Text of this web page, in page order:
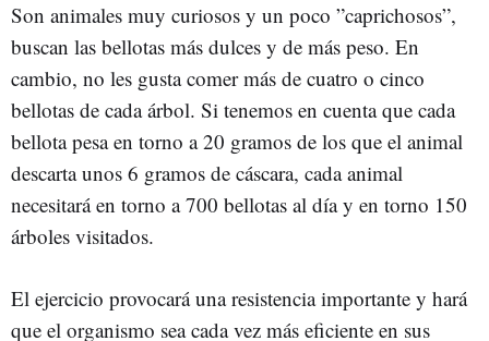
Son animales muy curiosos y un poco ”caprichosos”,
buscan las bellotas más dulces y de más peso. En
cambio, no les gusta comer más de cuatro o cinco
bellotas de cada árbol. Si tenemos en cuenta que cada
bellota pesa en torno a 20 gramos de los que el animal
descarta unos 6 gramos de cáscara, cada animal
necesitará en torno a 700 bellotas al día y en torno 150
árboles visitados.
El ejercicio provocará una resistencia importante y hará
que el organismo sea cada vez más eficiente en sus